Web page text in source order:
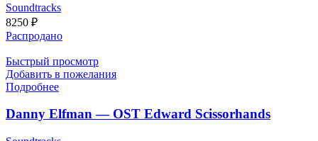
Soundtracks
8250 ₽
Распродано
Быстрый просмотр
Добавить в пожелания
Подробнее
Danny Elfman — OST Edward Scissorhands